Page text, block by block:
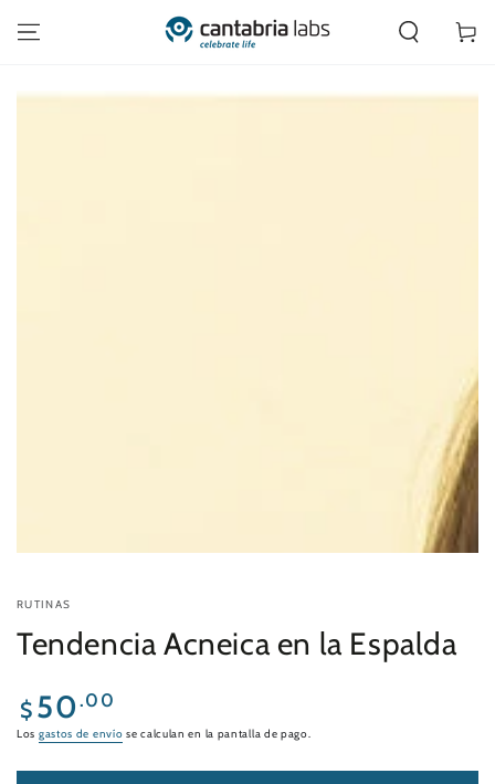
IR AL CONTENIDO Carrito
RUTINAS
Tendencia Acneica en la Espalda
Precio
regular
$ 50 .00
Los gastos de envío se calculan en la pantalla de pago.